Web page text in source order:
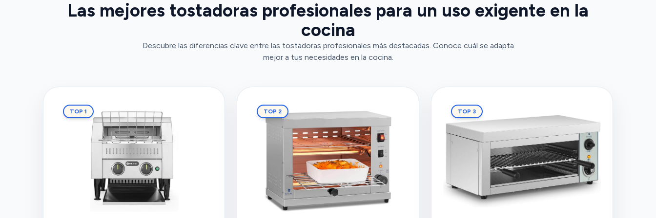
Las mejores tostadoras profesionales para un uso exigente en la
cocina
Descubre las diferencias clave entre las tostadoras profesionales más destacadas. Conoce cuál se adapta
mejor a tus necesidades en la cocina.
TOP 1 TOP 2 TOP 3